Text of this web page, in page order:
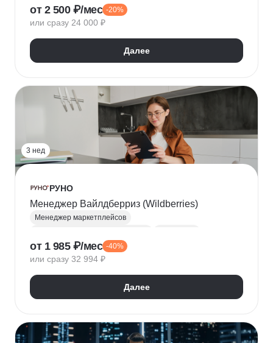
Нейронные сети
RAG
от 2 500 ₽/мес -20%
или сразу 24 000 ₽
Далее
3 нед
РУНО
Менеджер Вайлдберриз (Wildberries)
Менеджер маркетплейсов
Ценообразование
Юнит-экономика
от 1 985 ₽/мес -40%
или сразу 32 994 ₽
Далее